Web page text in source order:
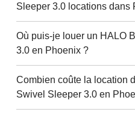
Sleeper 3.0 locations dans
Où puis-je louer un HALO
3.0 en Phoenix ?
Combien coûte la location
Swivel Sleeper 3.0 en